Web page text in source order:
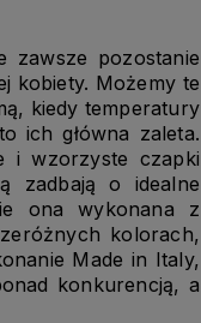
zawsze pozostanie
kobiety. Możemy te
kiedy temperatury
ich główna zaleta.
i wzorzyste czapki
zadbają o idealne
ona wykonana z
kolorach,
Made in Italy,
konkurencją, a